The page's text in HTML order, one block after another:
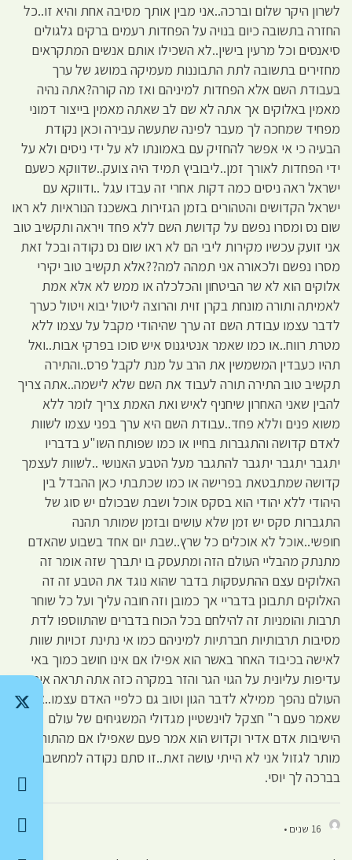
לשרון היקר שלום וברכה..אני מבין אותך מסיבה אחת והיא זו..כל
החזרה בתשובה כיום בנויה על הפחדות רעמים ברקים גלגולים
סיאנסים וכל מרעין בישין..לא השכילו אותם אנשים המתקראים
מחזירים בתשובה לתת התבוננות מעמיקה במושג של ערך
בעבודת השם אלא הפחדות למיניהם ואז מה קורה?אתה נהיה
מאמין באלוקים אך אתה לא שם לב שאתה מאמין בייצור דמוני
מפחיד שמחכה לך מעבר לפינה שתעשה עבירה וכאן נקודת
הבעיה כי אי אפשר להחזיק עם באמונתו לא על ידי ניסים ולא על
ידי הפחדות לאורך זמן..ליבוביץ תמיד היה צועק..שדווקא כשעם
ישראל ראה ניסים כמה דקות אחרי זה עבדו עגל ..ודווקא עם
ישראל הקדושים והטהורים בזמן הגזירות באשכנז הנוראיות לא ראו
שום נס ומסרו נפשם על קדושת השם ללא פחד ויראה ותקשיב טוב
אני זועק עכשיו מקירות ליבי הם לא ראו שום נס נקודה ובכל זאת
מסרו נפשם ולכאורה אני תמהה למה??אלא תקשיב טוב יקירי
אלוקים הוא לא שר הביטחון והכלכלה או ממש לא אלא אמת
לאמיתה ותורה מונחת בקרן זוית והרוצה ליטול יבוא ויטול כערך
לדבר עצמו עבודת השם זה ערך שהיהודי מקבל על עצמו ללא
מטרת רווח..או כמו שאמר אנטיגנוס איש סוכו בפרקי אבות..ואל
תהיו כעבדין המשמשין את הרב על מנת לקבל פרס..והתירה
תקשיב טוב התירה תורה לעבוד את השם שלא לישמה..אתה צריך
להבין שאני האחרון שיחניף לאיש ואת האמת צריך לומר ללא
משוא פנים וללא פחד..עבודת השם היא ערך בפני עצמו לשוות
לאדם קדושה והתגברות בחייו או כמו שפותח השו"ע בדבריו
יתגבר יתגבר יתגבר להתגבר מעל הטבע האנושי ..לשוות לעצמך
קדושה שמתבטאת בפרישה או כמו שכתבתי כאן ההבדל בין
היהודי ללא יהודי הוא בסקס אוכל ושבת שבכולם יש סוג של
התגברות סקס יש זמן שלא עושים ובזמן שמותר תהנה
חופשי..אוכל לא אוכלים כל שרץ..שבת יום אחד בשבוע שהאדם
מתנתק מהבליי העולם הזה ומתעסק בו יתברך שזה אומר זה
האלוקים עצם ההתעסקות בדבר שהוא נוגד את הטבע זה זה
האלוקים תתבונן בדבריי אך כמובן וזה חובה עליך ועל כל שוחר
תרבות והומניות זה להילחם בכל הכוח בדברים שהתווספו לדת
מסיבות תרבותיות חברתיות למיניהם כמו אי נתינת זכויות שוות
לאישה בכיבוד האחר באשר הוא אפילו אם אינו חושב כמוך באי
עדיפות עליונית על הגוי הגר והזר במקרה כזה אתה תראה איך
העולם נהפך ממילא לדבר הגון וטוב גם כלפיי האדם עצמו..או כמו
שאמר פעם ר" חצקל לוינשטיין מגדולי המשגיחים של עולם
הישיבות אדם אדיר וקדוש הוא אמר פעם שאפילו אם מהתורה היה
מותר לגזול אני לא הייתי עושה זאת..זו סתם נקודה למחשבה
בברכה לך יוסי.
16 שנים •